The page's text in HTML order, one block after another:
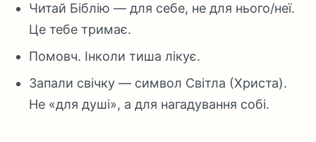
Читай Біблію — для себе, не для нього/неї.
Це тебе тримає.
Помовч. Інколи тиша лікує.
Запали свічку — символ Світла (Христа).
Не «для душі», а для нагадування собі.